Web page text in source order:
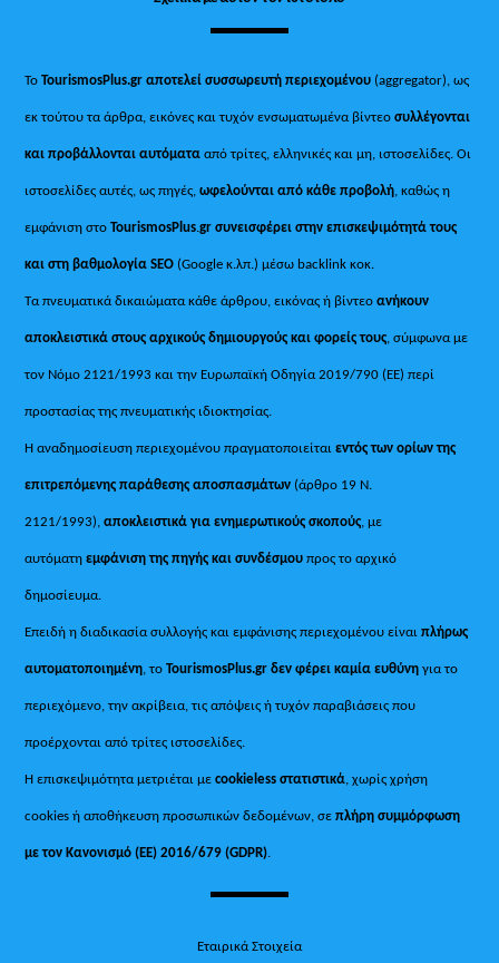
ΤοTourismosPlus.gr αποτελεί συσσωρευτή περιεχομένου (aggregator), ως
εκ τούτου τα άρθρα, εικόνες και τυχόν ενσωματωμένα βίντεοσυλλέγονται
και προβάλλονται αυτόματααπό τρίτες, ελληνικές και μη, ιστοσελίδες. Οι
ιστοσελίδες αυτές, ως πηγές,ωφελούνται από κάθε προβολή , καθώς η
εμφάνιση στοTourismosPlus.gr συνεισφέρει στην επισκεψιμότητά τους
και στη βαθμολογία SEO (Google κ.λπ.) μέσω backlink κοκ.
Τα πνευματικά δικαιώματα κάθε άρθρου, εικόνας ή βίντεοανήκουν
αποκλειστικά στους αρχικούς δημιουργούς και φορείς τους , σύμφωνα με
τον Νόμο 2121/1993 και την Ευρωπαϊκή Οδηγία 2019/790 (ΕΕ) περί
προστασίας της πνευματικής ιδιοκτησίας.
Η αναδημοσίευση περιεχομένου πραγματοποιείταιεντός των ορίων της
επιτρεπόμενης παράθεσης αποσπασμάτων (άρθρο 19 Ν.
2121/1993), αποκλειστικά για ενημερωτικούς σκοπούς , με
αυτόματηεμφάνιση της πηγής και συνδέσμου προς το αρχικό
δημοσίευμα.
Επειδή η διαδικασία συλλογής και εμφάνισης περιεχομένου είναιπλήρως
αυτοματοποιημένη , τοTourismosPlus.gr δεν φέρει καμία ευθύνη για το
περιεχόμενο, την ακρίβεια, τις απόψεις ή τυχόν παραβιάσεις που
προέρχονται από τρίτες ιστοσελίδες.
Η επισκεψιμότητα μετριέται μεcookieless στατιστικά , χωρίς χρήση
cookies ή αποθήκευση προσωπικών δεδομένων, σεπλήρη συμμόρφωση
με τον Κανονισμό (ΕΕ) 2016/679 (GDPR).
Εταιρικά Στοιχεία